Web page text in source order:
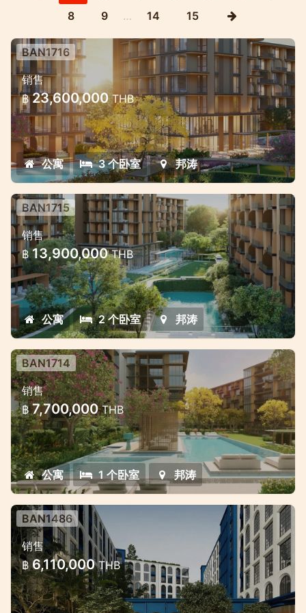
8
9 … 14 15
位于邦涛中心地带的豪华万豪风格公寓
项目
独家高品质公寓项目，付款方式灵活。
BAN1716
销售
฿ 23,600,000THB
公寓 3 个卧室 邦涛
位于邦涛中心地带的豪华万豪风格公寓
项目
独家高品质公寓项目，付款方式灵活。
BAN1715
销售
฿ 13,900,000THB
公寓 2 个卧室 邦涛
位于邦涛中心地带的豪华万豪风格公寓
项目
独家高品质公寓项目，付款方式灵活。
BAN1714
销售
฿ 7,700,000THB
公寓 1 个卧室 邦涛
拉古納附近邦濤的新期房公寓
黃金地段的美麗新項目
BAN1486
销售
฿ 6,110,000THB